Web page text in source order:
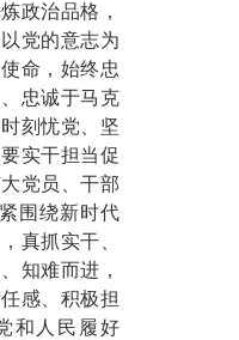
政治品格，
党的意志为
命，始终忠
忠诚于马克
刻忧党、坚
实干担当促
党员、干部
围绕新时代
真抓实干、
知难而进，
感、积极担
和人民履好